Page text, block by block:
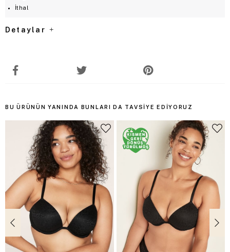
İthal
Detaylar
BU ÜRÜNÜN YANINDA BUNLARI DA TAVSIYE EDIYORUZ